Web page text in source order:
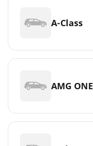
A-Class
AMG ONE